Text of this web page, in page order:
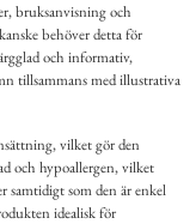
bruksanvisning och
behöver detta för
och informativ,
tillsammans med illustrativa
vilket gör den
och hypoallergen, vilket
samtidigt som den är enkel
idealisk för